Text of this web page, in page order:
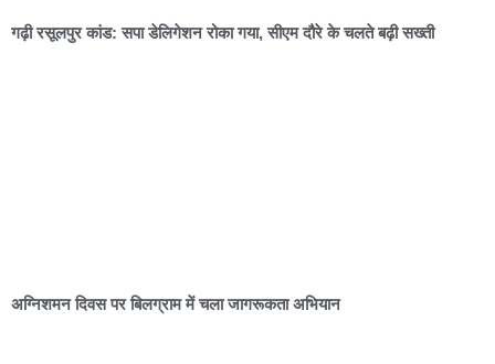
गढ़ी रसूलपुर कांड: सपा डेलिगेशन रोका गया, सीएम दौरे के चलते बढ़ी सख्ती
अग्निशमन दिवस पर बिलग्राम में चला जागरूकता अभियान